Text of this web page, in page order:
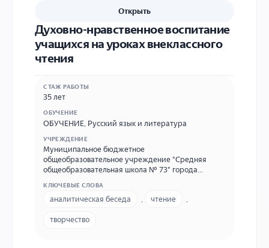
Открыть
Духовно-нравственное воспитание
учащихся на уроках внеклассного
чтения
СТАЖ РАБОТЫ
35 лет
ОБУЧЕНИЕ
ОБУЧЕНИЕ Русский язык и литература
УЧРЕЖДЕНИЕ
Муниципальное бюджетное
общеобразовательное учреждение "Средняя
общеобразовательная школа № 73" города
Ленина, 16 sch73@kirovedu.ru
КЛЮЧЕВЫЕ СЛОВА
аналитическая беседа чтение
творчество